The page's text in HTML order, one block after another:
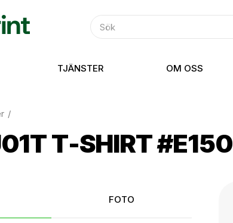
TJÄNSTER OM OSS
T-SHIRT #E150
FOTO